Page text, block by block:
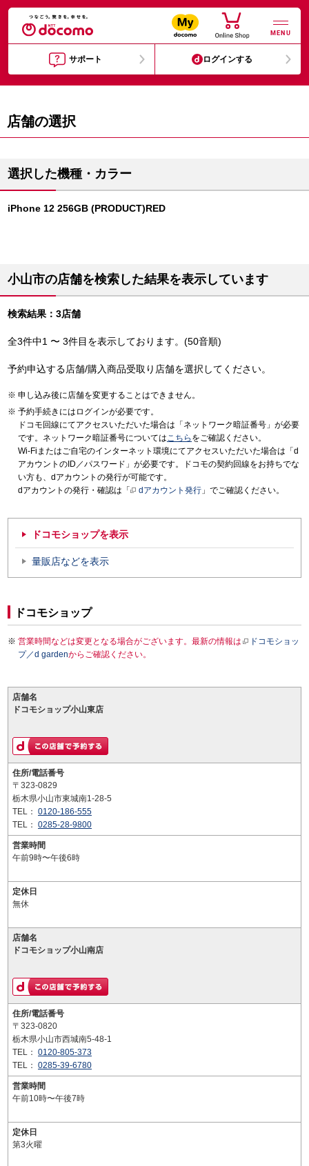
MENU
サポート ログインする
店舗の選択
選択した機種・カラー
iPhone 12 256GB (PRODUCT)RED
小山市の店舗を検索した結果を表示しています
検索結果：3店舗
全3件中1 〜 3件目を表示しております。(50音順)
予約申込する店舗/購入商品受取り店舗を選択してください。
申し込み後に店舗を変更することはできません。
予約手続きにはログインが必要です。
ドコモ回線にてアクセスいただいた場合は「ネットワーク暗証番号」が必要
です。ネットワーク暗証番号についてはこちら をご確認ください。
Wi-Fiまたはご自宅のインターネット環境にてアクセスいただいた場合は「d
アカウントのID／パスワード」が必要です。ドコモの契約回線をお持ちでな
い方も、dアカウントの発行が可能です。
dアカウントの発行・確認は「
dアカウント発行 」でご確認ください。
ドコモショップを表示
量販店などを表示
ドコモショップ
営業時間などは変更となる場合がございます。最新の情報は
ドコモショッ
プ／d gardenからご確認ください。
店舗名
ドコモショップ小山東店
住所/電話番号
〒323-0829
栃木県小山市東城南1-28-5
TEL： 0120-186-555
TEL： 0285-28-9800
営業時間
午前9時〜午後6時
定休日
無休
店舗名
ドコモショップ小山南店
住所/電話番号
〒323-0820
栃木県小山市西城南5-48-1
TEL： 0120-805-373
TEL： 0285-39-6780
営業時間
午前10時〜午後7時
定休日
第3火曜